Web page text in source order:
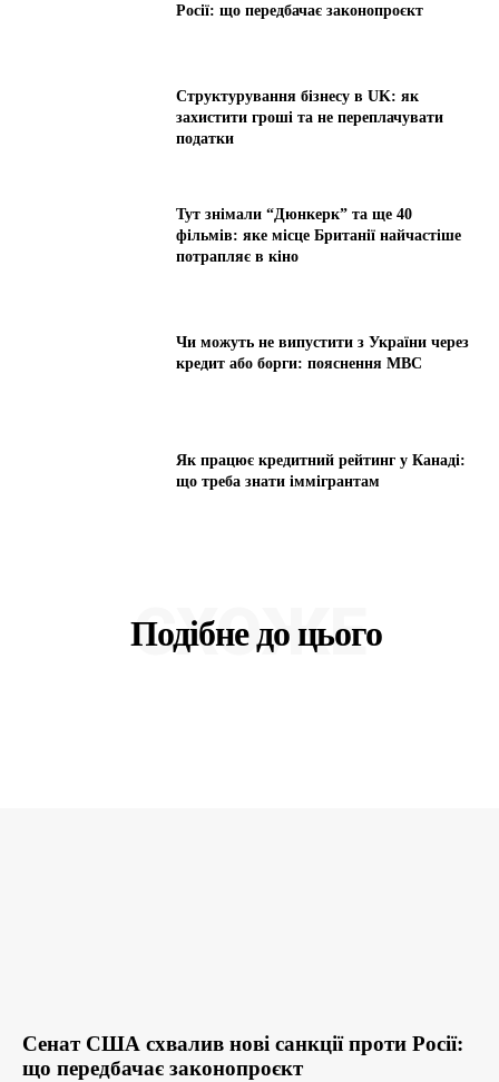
Росії: що передбачає законопроєкт
Структурування бізнесу в UK: як
захистити гроші та не переплачувати
податки
Тут знімали “Дюнкерк” та ще 40
фільмів: яке місце Британії найчастіше
потрапляє в кіно
Чи можуть не випустити з України через
кредит або борги: пояснення МВС
Як працює кредитний рейтинг у Канаді:
що треба знати іммігрантам
Подібне до цього
СХОЖЕ
Сенат США схвалив нові санкції проти Росії:
що передбачає законопроєкт